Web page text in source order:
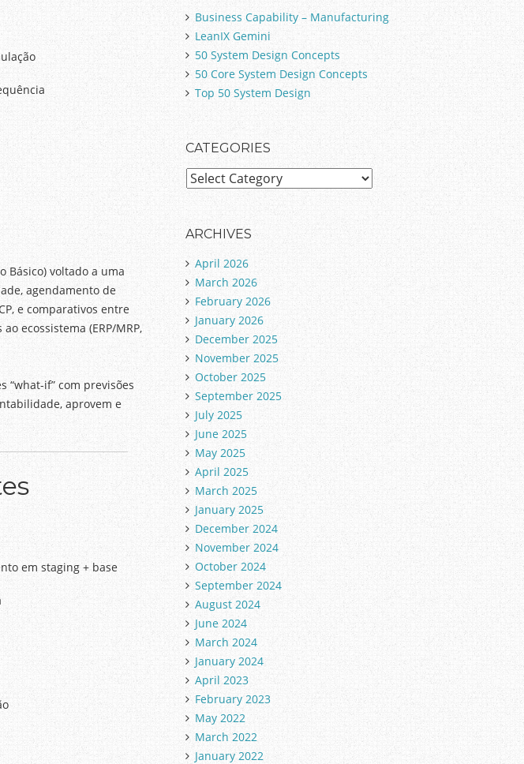
Básico) voltado a uma
agendamento de
e comparativos entre
ecossistema (ERP/MRP,
“what-if” com previsões
aprovem e
em staging + base
Business Capability – Manufacturing
LeanIX Gemini
50 System Design Concepts
50 Core System Design Concepts
Top 50 System Design
CATEGORIES
C
t
e
o
r
i
e
s
ARCHIVES
April 2026
March 2026
February 2026
January 2026
December 2025
November 2025
October 2025
September 2025
July 2025
June 2025
May 2025
April 2025
March 2025
January 2025
December 2024
November 2024
October 2024
September 2024
August 2024
June 2024
March 2024
January 2024
April 2023
February 2023
May 2022
March 2022
January 2022